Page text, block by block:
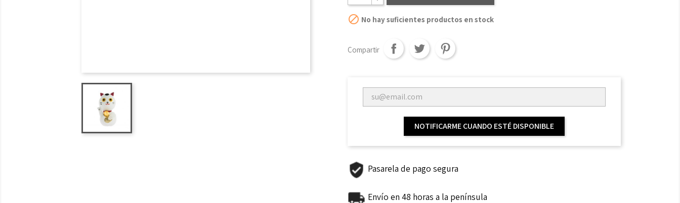
 No hay suficientes productos en stock
Compartir
NOTIFICARME CUANDO ESTÉ DISPONIBLE
Pasarela de pago segura
Envío en 48 horas a la península